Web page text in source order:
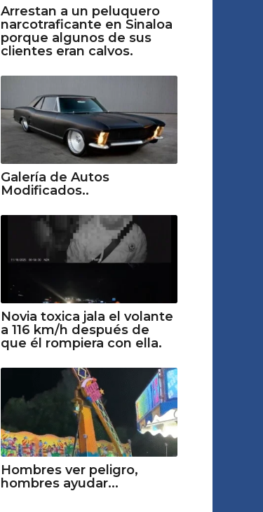
Arrestan a un peluquero
narcotraficante en Sinaloa
porque algunos de sus
clientes eran calvos.
Galería de Autos
Modificados..
Novia toxica jala el volante
a 116 km/h después de
que él rompiera con ella.
Hombres ver peligro,
hombres ayudar...